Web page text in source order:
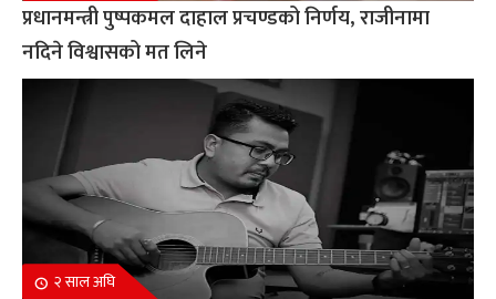
प्रधानमन्त्री पुष्पकमल दाहाल प्रचण्डको निर्णय, राजीनामा
नदिने विश्वासको मत लिने
२ साल अघि